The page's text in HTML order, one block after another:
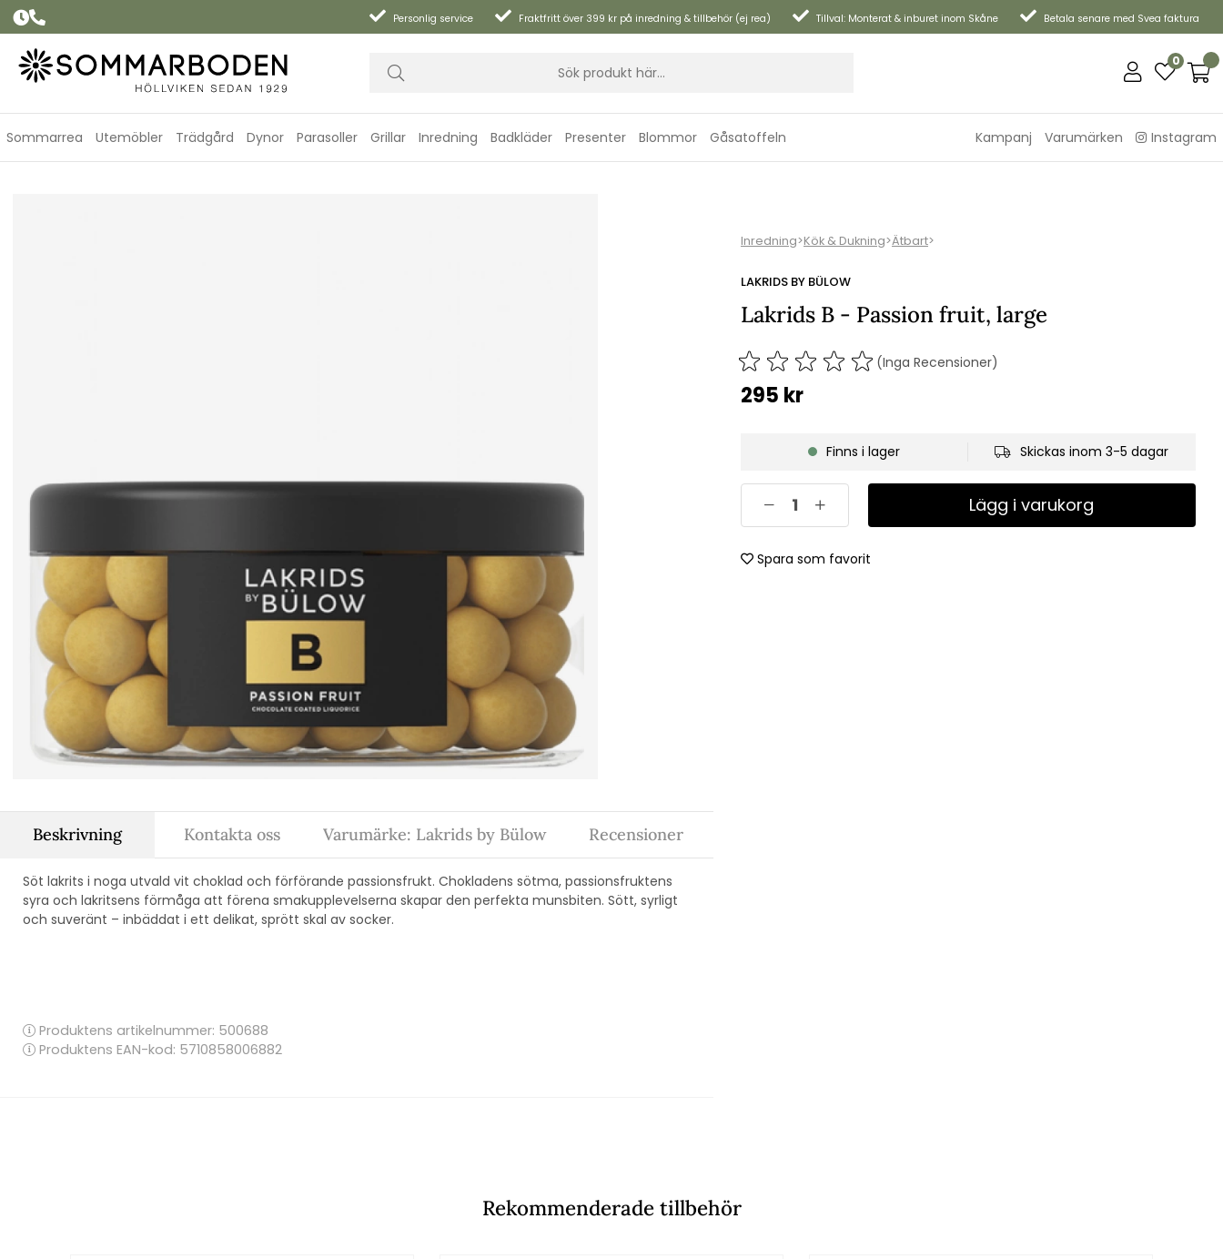
Personlig service Fraktfritt över 399 kr på inredning & tillbehör (ej rea) Tillval: Monterat & inburet inom Skåne Betala senare med Svea faktura
0
Sommarrea Utemöbler Trädgård Dynor Parasoller Grillar Inredning Badkläder Presenter Blommor Gåsatoffeln Kampanj Varumärken Instagram
Inredning>Kök & Dukning>Ätbart>
LAKRIDS BY BÜLOW
Lakrids B - Passion fruit, large
(Inga Recensioner)
295 kr
Finns i lager Skickas inom 3-5 dagar
Lägg i varukorg
Spara som favorit
Beskrivning
Söt lakrits i noga utvald vit choklad och förförande passionsfrukt. Chokladens sötma, passionsfruktens
syra och lakritsens förmåga att förena smakupplevelserna skapar den perfekta munsbiten. Sött, syrligt
och suveränt – inbäddat i ett delikat, sprött skal av socker.
Produktens artikelnummer: 500688
Produktens EAN-kod: 5710858006882
Kontakta oss Varumärke: Lakrids by Bülow Recensioner
Rekommenderade tillbehör